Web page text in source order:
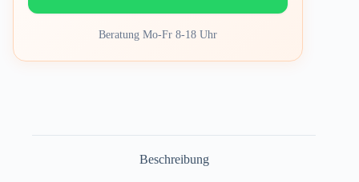
Beratung Mo-Fr 8-18 Uhr
Beschreibung